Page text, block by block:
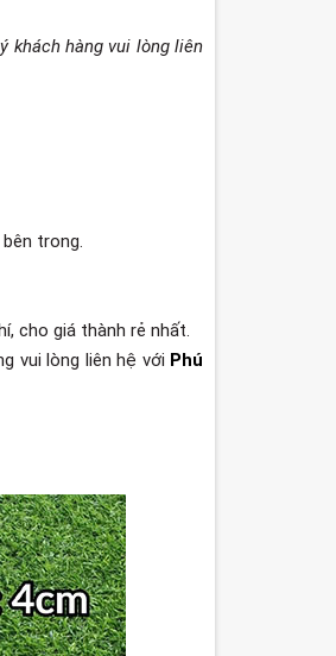
khách hàng vui lòng liên
trong.
cho giá thành rẻ nhất.
vui lòng liên hệ với Phú